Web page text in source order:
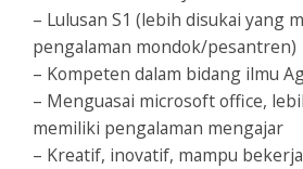
– Lulusan S1 (lebih disukai yang
pengalaman mondok/pesantren)
– Kompeten dalam bidang ilmu
– Menguasai microsoft office,
memiliki pengalaman mengajar
– Kreatif, inovatif, mampu